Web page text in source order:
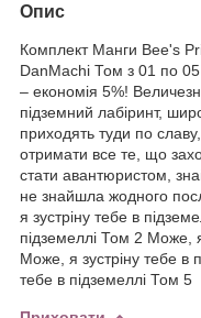
Опис
Комплект Манги Bee's
DanMachi Том з 01 по
– економія 5%!
підземний лабіринт,
приходять туди по
отримати все те, що
стати авантюристом,
не знайшла жодного
я зустріну тебе в
підземеллі Том 2 Може,
Може, я зустріну тебе в
тебе в підземеллі Том 5